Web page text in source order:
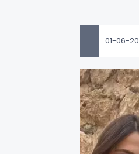
01-06-